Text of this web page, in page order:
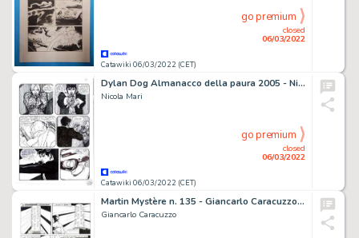
Catawiki 06/03/2022 (CET)
closed
06/03/2022
go premium
Dylan Dog Almanacco della paura 2005 - Nicola Mari - Tavola Originale "La strada per Babenco" - Page volante - Exemplaire unique - (2005)
Nicola Mari
Catawiki 06/03/2022 (CET)
closed
06/03/2022
go premium
Martin Mystère n. 135 - Giancarlo Caracuzzo 3x Tavola Originale "Catacombe!" - Page volante - Exemplaire unique - (1993)
Giancarlo Caracuzzo